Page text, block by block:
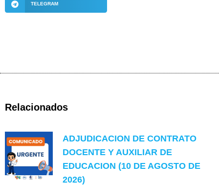
TELEGRAM
Relacionados
ADJUDICACION DE CONTRATO
DOCENTE Y AUXILIAR DE
EDUCACION (10 DE AGOSTO DE
2026)